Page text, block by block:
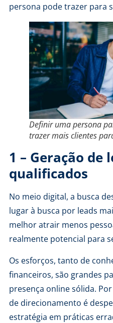
persona pode trazer para
Definir uma persona
trazer mais clientes
1 – Geração de
qualificados
No meio digital, a busca
lugar à busca por leads
melhor atrair menos
realmente potencial para
Os esforços, tanto de
financeiros, são grandes
presença online sólida.
de direcionamento é
estratégia em práticas